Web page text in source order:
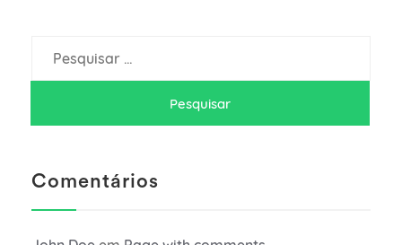
por:
Comentários